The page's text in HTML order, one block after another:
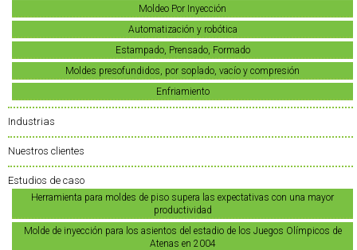
Moldeo Por Inyección
Automatización y robótica
Estampado, Prensado, Formado
Moldes presofundidos, por soplado, vacío y compresión
Enfriamiento
Industrias
Nuestros clientes
Estudios de caso
Herramienta para moldes de piso supera las expectativas con una mayor
productividad
Molde de inyección para los asientos del estadio de los Juegos Olímpicos de
Atenas en 2004